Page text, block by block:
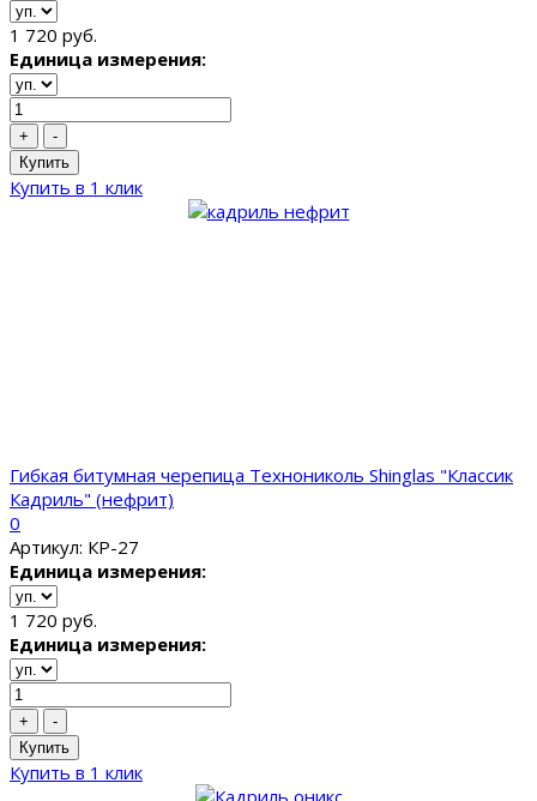
1 720 руб.
Единица измерения:
+
-
Купить
Купить в 1 клик
Гибкая битумная черепица Технониколь Shinglas "Классик
Кадриль" (нефрит)
0
Артикул: КР-27
Единица измерения:
1 720 руб.
Единица измерения:
+
-
Купить
Купить в 1 клик